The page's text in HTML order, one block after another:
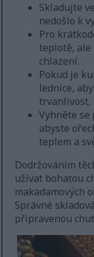
Skladujte
nedošlo k
Pro
teplotě, ale
chlazení.
Pokud je
lednice,
trvanlivost.
Vyhněte
abyste
teplem a
Dodržováním
užívat bohatou
makadamových
Správné
připravenou